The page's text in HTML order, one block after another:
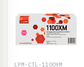
LPM-CTL-1100XM